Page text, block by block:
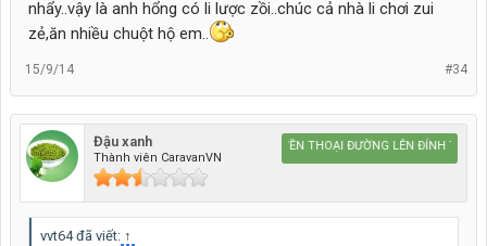
nhẩy..vậy là anh hổng có li lược zồi..chúc cả nhà li chơi zui
zẻ,ăn nhiều chuột hộ em..
#34
15/9/14
Đậu xanh
Thành viên CaravanVN
Caravan HUYỀN THOẠI ĐƯỜNG LÊN ĐỈNH THẾ GIỚI
vvt64 đã viết: ↑